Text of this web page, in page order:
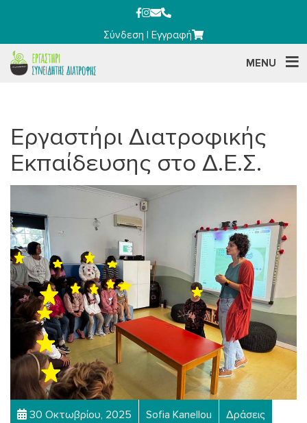
Σύνδεση |Εγγραφή
MENU
Εργαστήρι Διατροφικής
Εκπαίδευσης στο Δ.Ε.Σ.
30 Οκτωβρίου, 2025 Sofia Kanellou Δράσεις